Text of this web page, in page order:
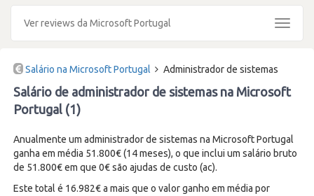
Ver reviews da Microsoft Portugal
Toggle
Salário na Microsoft Portugal Administrador de sistemas
Salário de administrador de sistemas na Microsoft
Portugal (1)
Anualmente um administrador de sistemas na Microsoft Portugal
ganha em média 51.800€ (14 meses), o que inclui um salário bruto
de 51.800€ em que 0€ são ajudas de custo (ac).
Este total é 16.982€ a mais que o valor ganho em média por